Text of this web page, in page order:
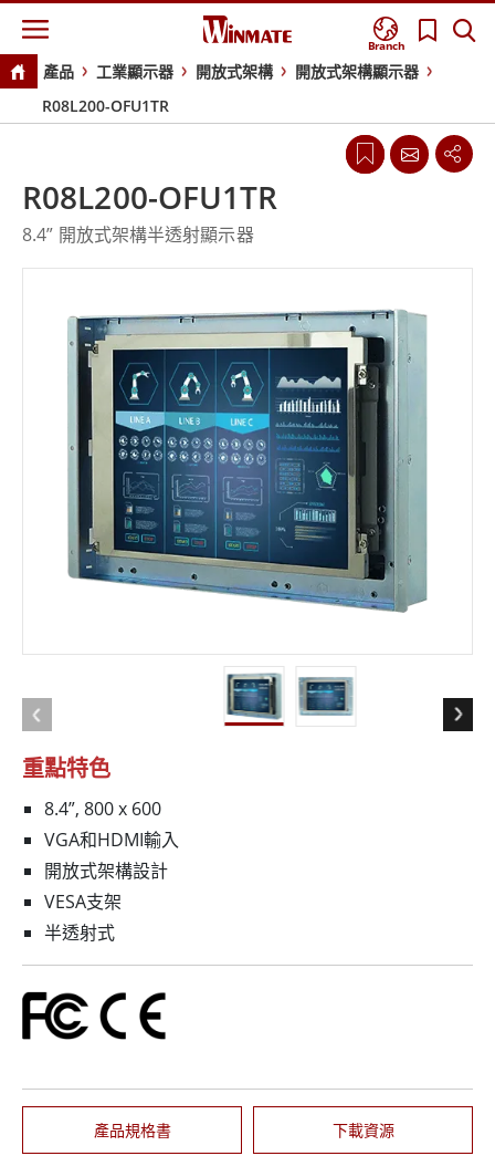
Branch
產品 工業顯示器 開放式架構
開放式架構顯示器
R08L200-OFU1TR
重點特色
8.4”, 800 x 600
VGA和HDMI輸入
開放式架構設計
VESA支架
半透射式
產品規格書 下載資源
R08L200-OFU1TR
8.4” 開放式架構半透射顯示器